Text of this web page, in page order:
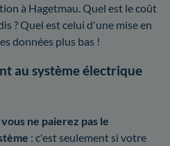
à Hagetmau. Quel est le coût
? Quel est celui d'une mise en
données plus bas !
au système électrique
vous ne paierez pas le
: c'est seulement si votre